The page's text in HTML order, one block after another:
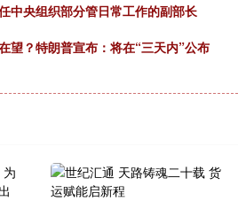
中央组织部分管日常工作的副部长
望？特朗普宣布：将在“三天内”公布